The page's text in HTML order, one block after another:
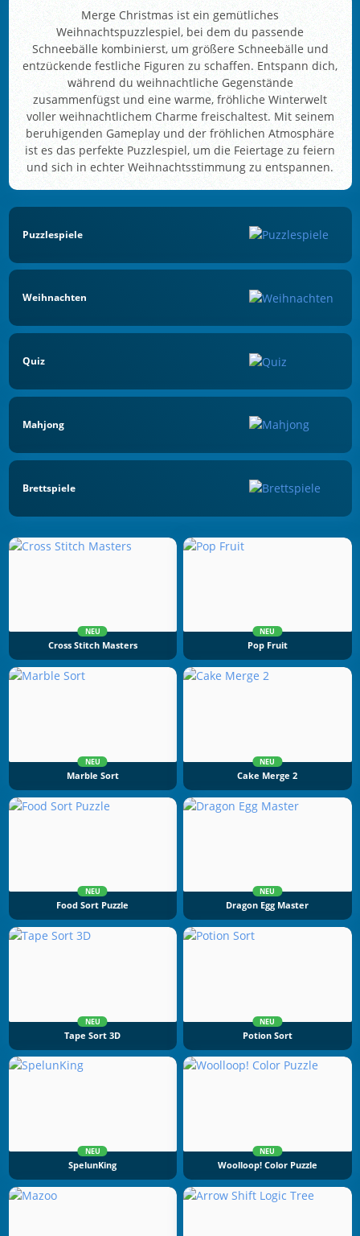
Merge Christmas ist ein gemütliches
Weihnachtspuzzlespiel, bei dem du passende
Schneebälle kombinierst, um größere Schneebälle und
entzückende festliche Figuren zu schaffen. Entspann dich,
während du weihnachtliche Gegenstände
zusammenfügst und eine warme, fröhliche Winterwelt
voller weihnachtlichem Charme freischaltest. Mit seinem
beruhigenden Gameplay und der fröhlichen Atmosphäre
ist es das perfekte Puzzlespiel, um die Feiertage zu feiern
und sich in echter Weihnachtsstimmung zu entspannen.
Puzzlespiele
Weihnachten
Quiz
Mahjong
Brettspiele
NEU
Cross Stitch Masters
NEU
Pop Fruit
NEU
Marble Sort
NEU
Cake Merge 2
NEU
Food Sort Puzzle
NEU
Dragon Egg Master
NEU
Tape Sort 3D
NEU
Potion Sort
NEU
SpelunKing
NEU
Woolloop! Color Puzzle